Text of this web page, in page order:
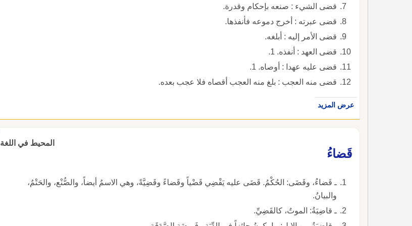
قضى الشيء : صنعه بإحكام وقدرة.
قضى عبرته : أخرج دموعه فأنفذها.
قضى الأمر إليه : أبلغه.
قضى العهد : أنفذه. 1.
قضى عليه عهدا : أوصاه. 1.
قضى منه العجب : بلغ منه العجب أقصاه فلا عجب بعده.
عرض المزيد
المحيط في اللغة
قَضاءُ
ـ قَضاءُ، وقَضَى: الحُكْمُ. قَضَى عليه يَقْضِي قَضْياً وقَضاءً وقَضِيَّةً، وهي الاسمُ أيضاً، والصُّنْع، والحَتْمُ،
والبيانُ.
ـ قاضِيَةُ: الموتُ، كالقَضِيِّ.